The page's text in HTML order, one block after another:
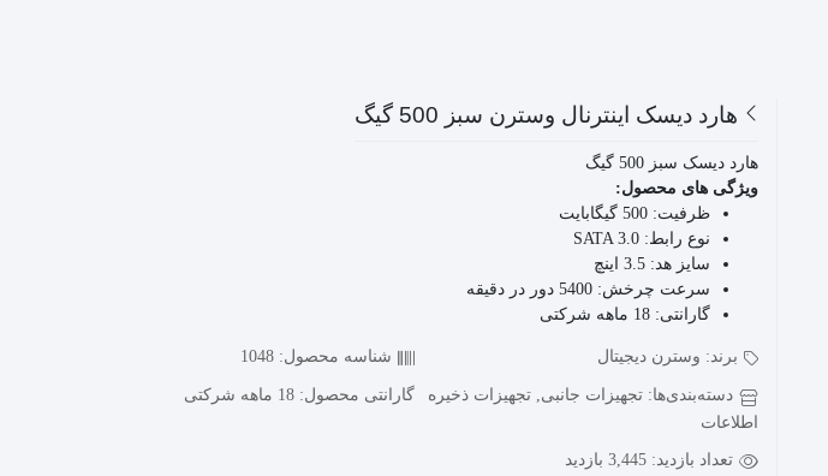
هارد دیسک اینترنال وسترن سبز 500 گیگ
هارد دیسک سبز 500 گیگ
ویژگی های محصول:
ظرفیت: 500 گیگابایت
نوع رابط: SATA 3.0
سایز هد: 3.5 اینچ
سرعت چرخش: 5400 دور در دقیقه
گارانتی: 18 ماهه شرکتی
برند: وسترن دیجیتال شناسه محصول: 1048
دسته‌بندی‌ها: تجهیزات جانبی, تجهیزات ذخیره
اطلاعات
گارانتی محصول: 18 ماهه شرکتی
تعداد بازدید: 3,445 بازدید